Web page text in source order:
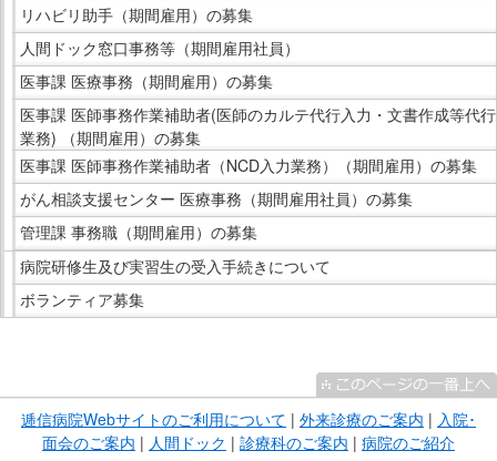
リハビリ助手（期間雇用）の募集
人間ドック窓口事務等（期間雇用社員）
医事課 医療事務（期間雇用）の募集
医事課 医師事務作業補助者(医師のカルテ代行入力・文書作成等代行
業務) （期間雇用）の募集
医事課 医師事務作業補助者（NCD入力業務）（期間雇用）の募集
がん相談支援センター 医療事務（期間雇用社員）の募集
管理課 事務職（期間雇用）の募集
病院研修生及び実習生の受入手続きについて
ボランティア募集
ま逓信病院Webサイトのご利用について | 外来診療のご案内 | 入院･
面会のご案内 | 人間ドック | 診療科のご案内 | 病院のご紹介